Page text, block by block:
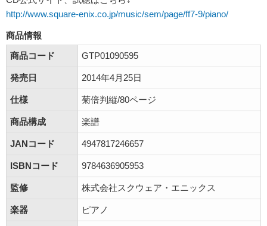
http://www.square-enix.co.jp/music/sem/page/ff7-9/piano/
商品情報
商品コード
GTP01090595
発売日 2014年4月25日
仕様 菊倍判縦/80ページ
商品構成 楽譜
JANコード 4947817246657
ISBNコード 9784636905953
監修 株式会社スクウェア・エニックス
楽器 ピアノ